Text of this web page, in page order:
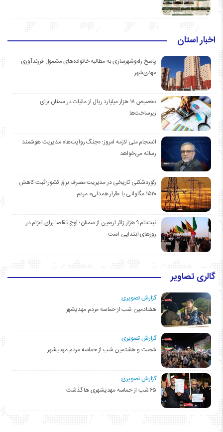
اخبار استان
پاسخ راه‌وشهرسازی به مطالبه خانواده‌های مشمول فرزندآوری
مهدی‌شهر
تخصیص ۱۸ هزار میلیارد ریال از مالیات در سمنان برای
زیرساخت‌ها
انسجام ملی لازمه امروز؛ «جنگ روایت‌ها» مدیریت هوشمند
رسانه می‌خواهد
رکوردشکنی تاریخی در مدیریت مصرف برق کشور؛ ثبت کاهش
۱۵۲۰ مگاواتی با «قرار همدلی» مردم
ثبت‌نام ۹ هزار زائر اربعین از سمنان؛ اوج تقاضا برای اعزام در
روزهای ابتدایی است
گالری تصاویر
گزارش تصویری:
هفتادمین شب از حماسه مردم مهدیشهر
گزارش تصویری:
شصت و هشتمین شب از حماسه مردم مهدیشهر
گزارش تصویری:
۶۵ شب از حماسه مهدیشهری ها گذشت